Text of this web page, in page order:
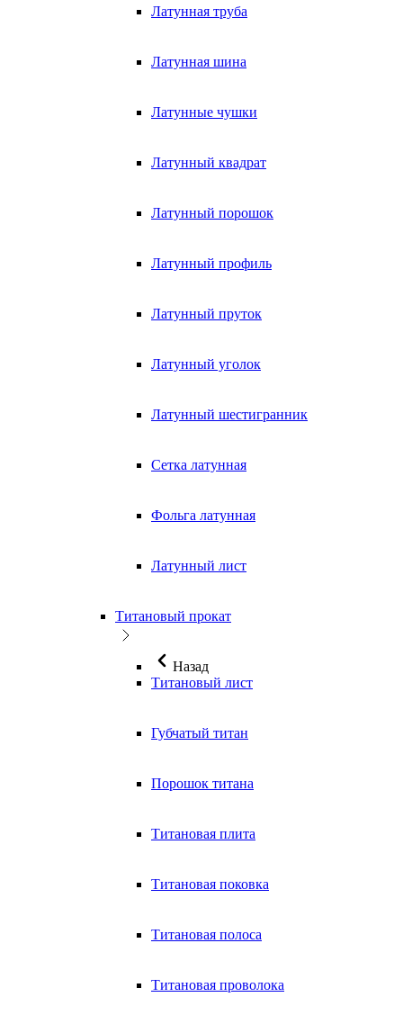
Латунная труба
Латунная шина
Латунные чушки
Латунный квадрат
Латунный порошок
Латунный профиль
Латунный пруток
Латунный уголок
Латунный шестигранник
Сетка латунная
Фольга латунная
Латунный лист
Титановый прокат
Назад
Титановый лист
Губчатый титан
Порошок титана
Титановая плита
Титановая поковка
Титановая полоса
Титановая проволока